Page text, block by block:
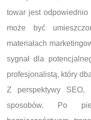
towar jest odpowiednio
może być
materiałach
sygnał dla
profesjonalistą, który
Z perspektywy SEO,
sposobów. Po